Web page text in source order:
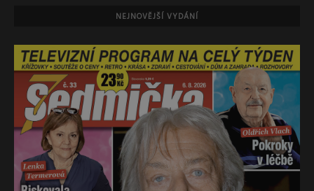
NEJNOVĚJŠÍ VYDÁNÍ